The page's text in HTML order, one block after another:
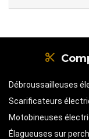
Débroussailleuses
Scarificateurs
Motobineuses
Élagueuses sur